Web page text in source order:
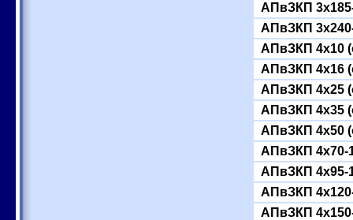
АПвЗКП
АПвЗКП
АПвЗКП 4x10
АПвЗКП 4x16
АПвЗКП 4x25
АПвЗКП 4x35
АПвЗКП 4x50
АПвЗКП 4x70-
АПвЗКП 4x95-
АПвЗКП
АПвЗКП